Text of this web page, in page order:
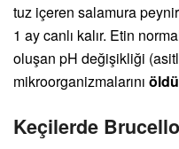
tuz içeren salamura
1 ay canlı kalır. Etin
oluşan pH değişikliği
mikroorganizmalarını
Keçilerde